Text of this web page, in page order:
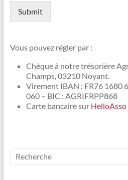
Submit
Vous pouvez régler par :
Chèque à notre trésorière
Champs, 03210 Noyant.
Virement IBAN : FR76 1680
060 – BIC : AGRIFRPP868
Carte bancaire sur HelloAsso